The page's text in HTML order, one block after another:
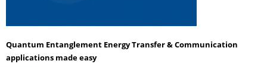
Quantum Entanglement Energy Transfer & Communication
applications made easy